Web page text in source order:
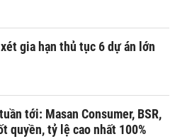
gia hạn thủ tục 6 dự án lớn
tới: Masan Consumer, BSR,
quyền, tỷ lệ cao nhất 100%